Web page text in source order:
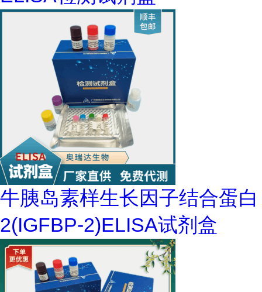
牛胰岛素样生长因子结合蛋白
2(IGFBP-2)ELISA试剂盒